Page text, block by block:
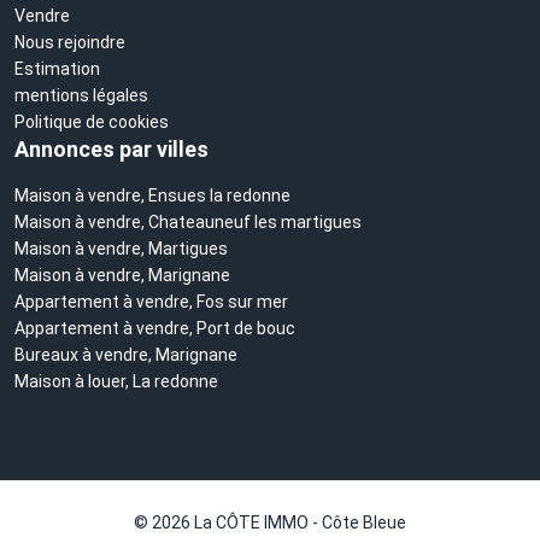
Vendre
Nous rejoindre
Estimation
mentions légales
Politique de cookies
Annonces par villes
Maison à vendre, Ensues la redonne
Maison à vendre, Chateauneuf les martigues
Maison à vendre, Martigues
Maison à vendre, Marignane
Appartement à vendre, Fos sur mer
Appartement à vendre, Port de bouc
Bureaux à vendre, Marignane
Maison à louer, La redonne
© 2026 La CÔTE IMMO - Côte Bleue